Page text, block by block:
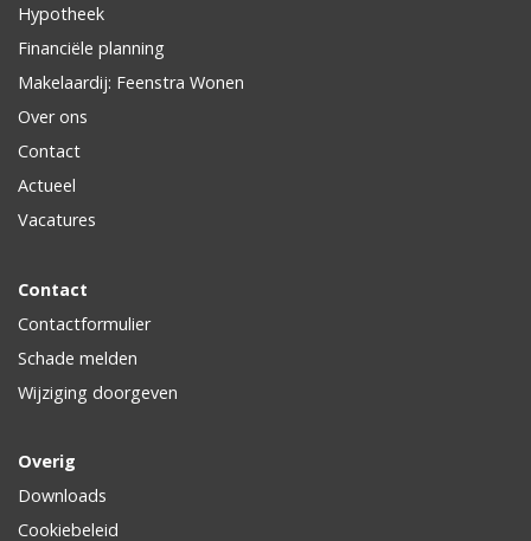
Hypotheek
Financiële planning
Makelaardij: Feenstra Wonen
Over ons
Contact
Actueel
Vacatures
Contact
Contactformulier
Schade melden
Wijziging doorgeven
Overig
Downloads
Cookiebeleid